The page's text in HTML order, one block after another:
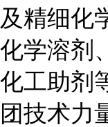
及精细化
化学溶剂
化工助剂
团技术力